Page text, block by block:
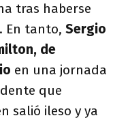
tras haberse
En tanto, Sergio
de
en una jornada
que
salió ileso y ya